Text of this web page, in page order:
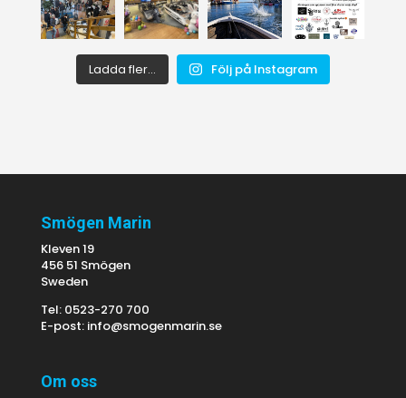
Ladda fler... Följ på Instagram
Smögen Marin
Kleven 19
456 51 Smögen
Sweden
Tel: 0523-270 700
E-post: info@smogenmarin.se
Om oss